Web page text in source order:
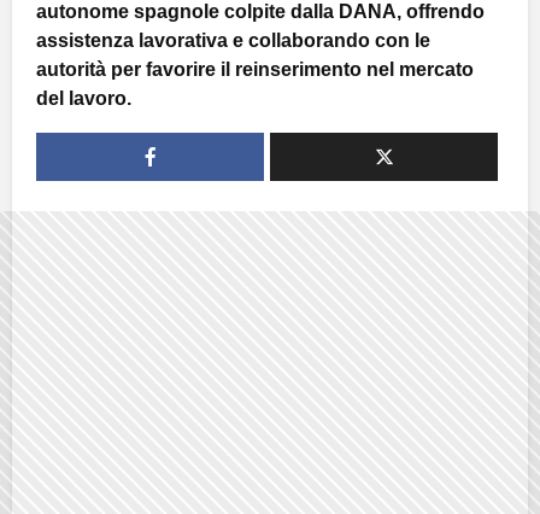
autonome spagnole colpite dalla DANA, offrendo
assistenza lavorativa e collaborando con le
autorità per favorire il reinserimento nel mercato
del lavoro.